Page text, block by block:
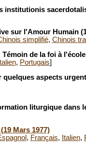
institutionis
sur l'Amour Humain
simplifié, Chinois
de la foi à
Italien, Portugais]
quelques aspects
liturgique dans
Mars 1977)
, Français, Italien,